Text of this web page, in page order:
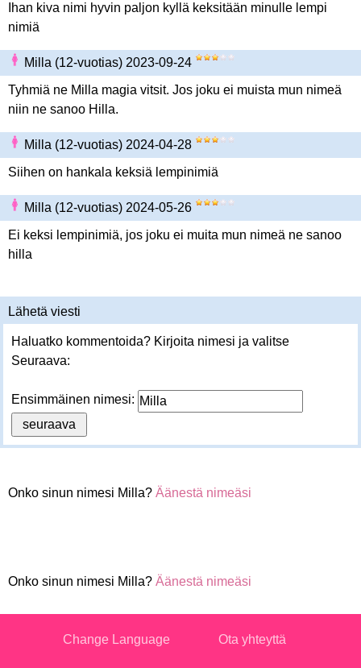
Ihan kiva nimi hyvin paljon kyllä keksitään minulle lempi
nimiä
Milla (12-vuotias) 2023-09-24
Tyhmiä ne Milla magia vitsit. Jos joku ei muista mun nimeä
niin ne sanoo Hilla.
Milla (12-vuotias) 2024-04-28
Siihen on hankala keksiä lempinimiä
Milla (12-vuotias) 2024-05-26
Ei keksi lempinimiä, jos joku ei muita mun nimeä ne sanoo
hilla
Lähetä viesti
Haluatko kommentoida? Kirjoita nimesi ja valitse
Seuraava:
Ensimmäinen nimesi:
Onko sinun nimesi Milla? Äänestä nimeäsi
Onko sinun nimesi Milla? Äänestä nimeäsi
Change Language Ota yhteyttä